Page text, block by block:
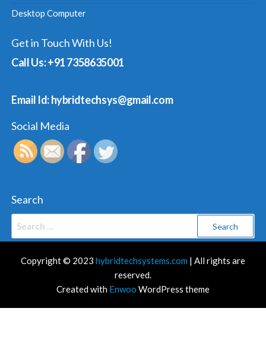
Desktop Computer
Get in Touch With Us!
Call Us: +91 7358635001
Email Id: hybridtechsys@gmail.com
Social Media
Search
Copyright © 2023 hybridtechsystems.com | All rights are
reserved.
Created with Enwoo WordPress theme